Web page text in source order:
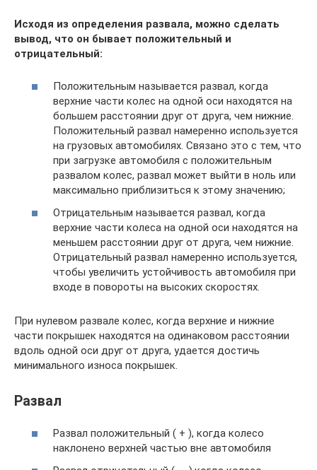
Исходя из определения развала, можно сделать
вывод, что он бывает положительный и
отрицательный:
Положительным называется развал, когда
верхние части колес на одной оси находятся на
большем расстоянии друг от друга, чем нижние.
Положительный развал намеренно используется
на грузовых автомобилях. Связано это с тем, что
при загрузке автомобиля с положительным
развалом колес, развал может выйти в ноль или
максимально приблизиться к этому значению;
Отрицательным называется развал, когда
верхние части колеса на одной оси находятся на
меньшем расстоянии друг от друга, чем нижние.
Отрицательный развал намеренно используется,
чтобы увеличить устойчивость автомобиля при
входе в повороты на высоких скоростях.
При нулевом развале колес, когда верхние и нижние
части покрышек находятся на одинаковом расстоянии
вдоль одной оси друг от друга, удается достичь
минимального износа покрышек.
Развал
Развал положительный ( + ), когда колесо
наклонено верхней частью вне автомобиля